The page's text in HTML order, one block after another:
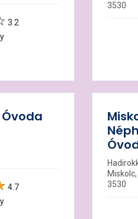
3.2
3530
4.7
Miskolc,
3530